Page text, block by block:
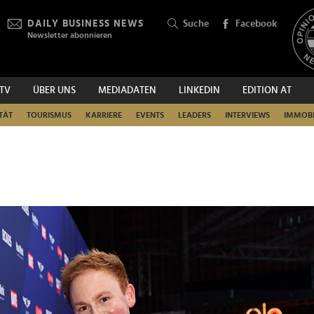
DAILY BUSINESS NEWS
Newsletter abonnieren
Suche Facebook
ÜBER UNS MEDIADATEN LINKEDIN EDITION AT
TOURISMUS KARRIERE EVENTS LEADERS INTERVIEWS
SUCHEN